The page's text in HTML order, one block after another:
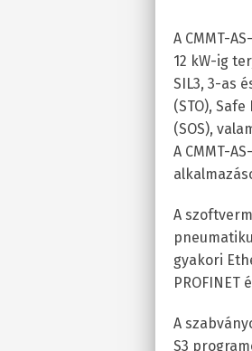
A CMMT-
12 kW-ig
SIL3, 3-as
(STO),
(SOS),
A CMMT-
A
gyakori
PROFINET
A
S3